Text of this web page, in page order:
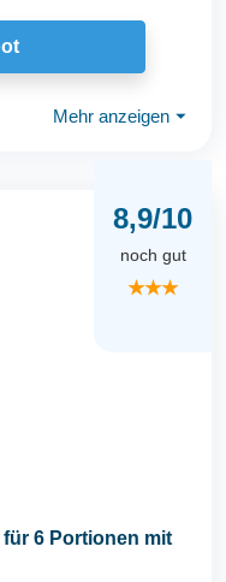
Mehr anzeigen ⏷
8,9/10
noch gut
★★★
6 Portionen mit